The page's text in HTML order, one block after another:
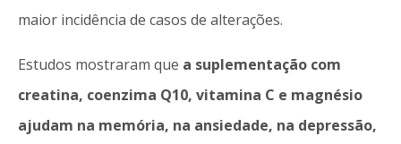
maior incidência de casos de alterações.
Estudos mostraram que a suplementação com
creatina, coenzima Q10, vitamina C e magnésio
ajudam na memória, na ansiedade, na depressão,